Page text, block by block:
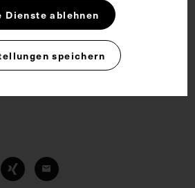
Dienste ablehnen
speichern